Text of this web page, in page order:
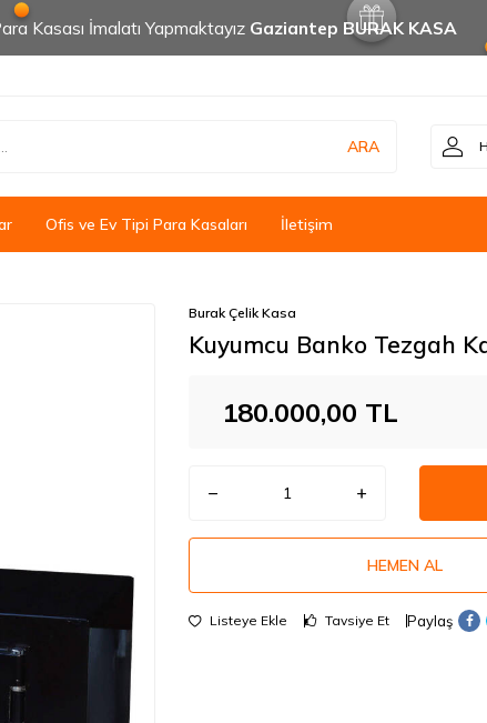
Kasası İmalatı Yapmaktayız Gaziantep BURAK KASA
ARA
Ofis ve Ev Tipi Para Kasaları İletişim
Burak Çelik Kasa
Kuyumcu Banko Tezgah
180.000,00 TL
HEMEN AL
Listeye Ekle Tavsiye Et Paylaş